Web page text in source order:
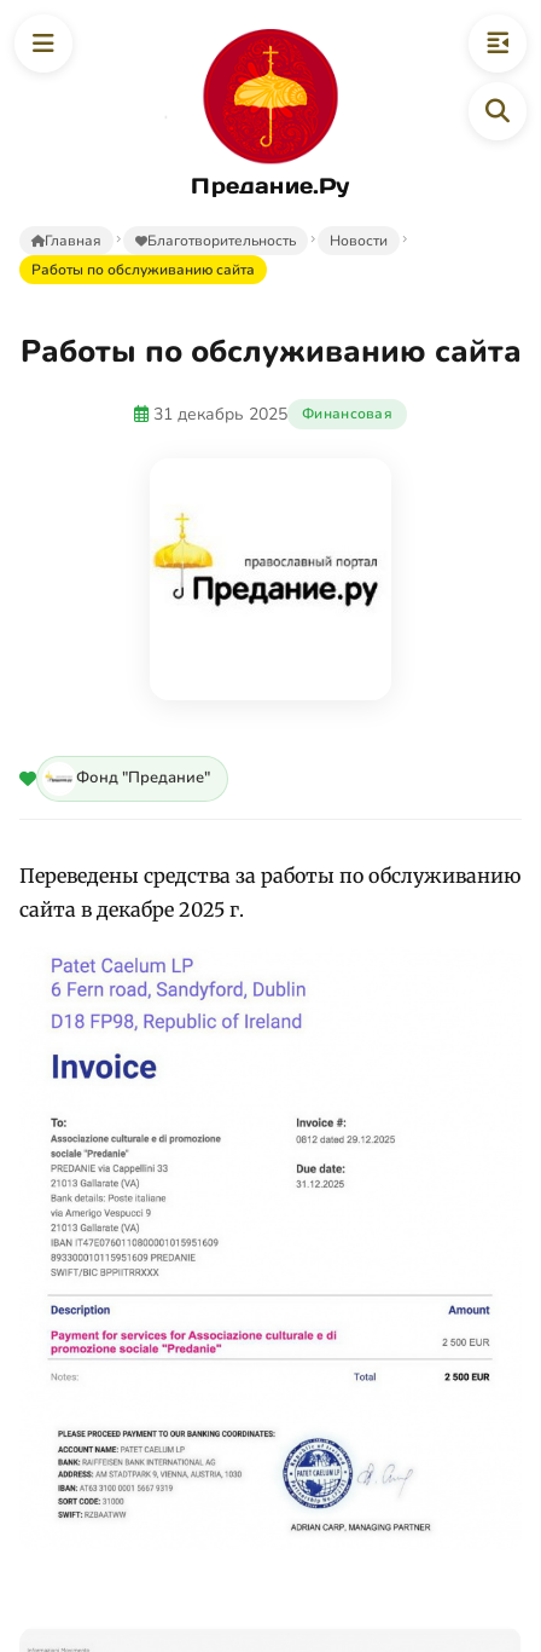
Предание.Ру
Главная Благотворительность
Новости
Работы по обслуживанию сайта
Работы по обслуживанию сайта
31 декабрь 2025 Финансовая
Фонд "Предание"
Переведены средства за работы по обслуживанию
сайта в декабре 2025 г.